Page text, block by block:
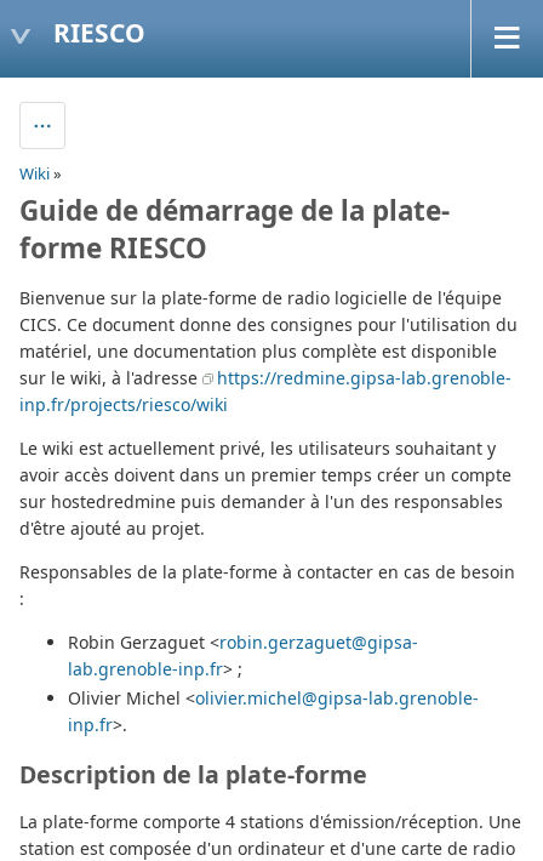
RIESCO
Wiki»
Guide de démarrage de la plate-
forme RIESCO
Bienvenue sur la plate-forme de radio logicielle de l'équipe
CICS. Ce document donne des consignes pour l'utilisation du
matériel, une documentation plus complète est disponible
sur le wiki, à l'adresse
https://redmine.gipsa-lab.grenoble-
inp.fr/projects/riesco/wiki
Le wiki est actuellement privé, les utilisateurs souhaitant y
avoir accès doivent dans un premier temps créer un compte
sur hostedredmine puis demander à l'un des responsables
d'être ajouté au projet.
Responsables de la plate-forme à contacter en cas de besoin
:
Robin Gerzaguet <robin.gerzaguet@gipsa-
lab.grenoble-inp.fr> ;
Olivier Michel <olivier.michel@gipsa-lab.grenoble-
inp.fr>.
Description de la plate-forme
La plate-forme comporte 4 stations d'émission/réception. Une
station est composée d'un ordinateur et d'une carte de radio